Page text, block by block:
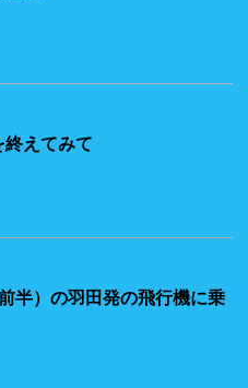
終えてみて
半）の羽田発の飛行機に乗